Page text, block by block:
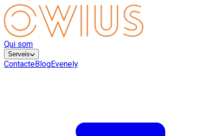
Qui som
Serveis
ContacteBlogEvenely